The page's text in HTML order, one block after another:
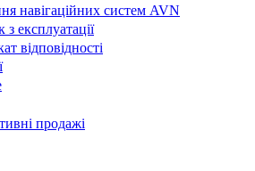
навігаційних систем AVN
з експлуатації
відповідності
продажі